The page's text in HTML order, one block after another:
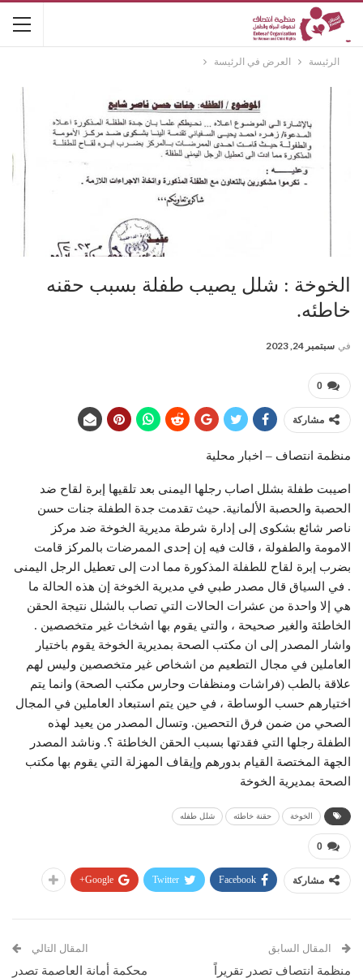
الرئيسة العرض في الرئيسة
الخوخة : شلل يصيب طفلة بسبب حقنه
خاطئه.
في سبتمبر 24, 2023
0
مشاركة
منظمة انتصاف – اخبار محلية
اصيبت طفلة بشلل اصاب رجلها اليمنى بعد تلقيها إبرة لقاح ضد
الحصبة والحصبة الألمانية. حيث تقدمت جدة الطفلة جنات حسن
ناصر شائع بشكوى إلى إدارة شرطة مديرية الخوخة ضد مركز
الامومة والطفولة ، قالت فيه إن إحدى الممرضات بالمركز قامت
بضرب إبرة لقاح للطفلة المذكورة مما ادت إلى تعطيل الرجل اليمنى
. في السياق قال مصدر طبي في مديرية الخوخة إن هذه الحالة ما
هي إلا واحدة من عشرات الحالات التي تصاب بالشلل نتيجة الحقن
الخاطئة والغير صحيحة ، والتي يقوم بها اشخاث غير متخصصين .
واشار المصدر إلى ان مكتب الصحة بمديرية الخوخة يقوم باختيار
العاملين في مجال التطعيم من اشخاص غير متخصصين وليس لهم
علاقة بالطب (فراشات ومنظفات وحارس مكتب الصحة) وانما يتم
اختيارهم حسب الوساطة ، في حين يتم استبعاد العاملين في المجال
الصحي من ضمن فرق التحصين. وتسال المصدر من يعيد لهذه
الطفلة رجلها التي فقدتها بسبب الحقن الخاطئة ؟. وناشد المصدر
الجهة المختصة القيام بدورهم وإيقاف المهزلة التي يقوم بها مكتب
الصحة بمديرية الخوخة
الخوخة حقنة خاطئه شلل طفله
0
مشاركة Facebook
Twitter
Google+
المقال السابق
منظمة انتصاف تصدر تقريراً
المقال التالي
محكمة أمانة العاصمة تصدر